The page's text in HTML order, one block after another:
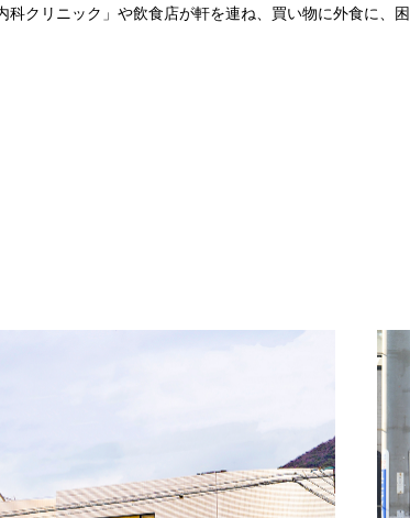
科クリニック」や飲食店が軒を連ね、買い物に外食に、困